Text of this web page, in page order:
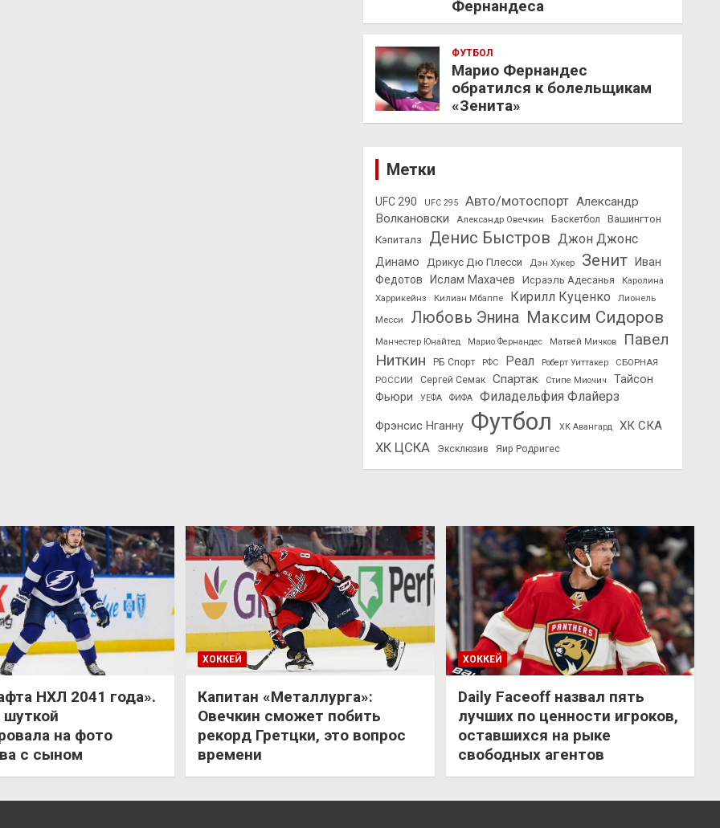
Фернандеса
ФУТБОЛ
Марио Фернандес
обратился к болельщикам
«Зенита»
Метки
UFC 290 UFC 295 Авто/мотоспорт Александр
Волкановски
Александр Овечкин Баскетбол
Вашингтон
Кэпиталз
Денис Быстров Джон Джонс
Динамо Дрикус Дю Плесси Дэн Хукер Зенит
Иван
Федотов
Ислам Махачев Исраэль Адесанья
Каролина
Харрикейнз
Килиан Мбаппе Кирилл Куценко
Лионель
Месси
Любовь Энина Максим Сидоров
Манчестер Юнайтед Марио Фернандес Матвей Мичков
Павел
Ниткин
РБ Спорт РФС Реал Роберт Уиттакер
СБОРНАЯ
РОССИИ
Сергей Семак Спартак Стипе Миочич
Тайсон
Фьюри
УЕФА ФИФА Филадельфия Флайерз
Фрэнсис Нганну Футбол ХК Авангард ХК СКА
ХК ЦСКА Эксклюзив Яир Родригес
НХЛ 2041 года».
шуткой
на фото
с сыном
ХОККЕЙ
Капитан «Металлурга»:
Овечкин сможет побить
рекорд Гретцки, это вопрос
времени
ХОККЕЙ
Daily Faceoff назвал пять
лучших по ценности игроков,
оставшихся на рыке
свободных агентов